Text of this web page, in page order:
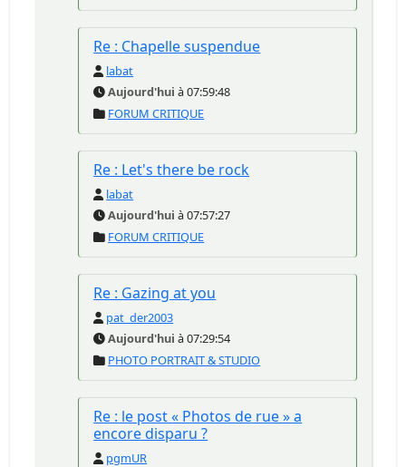
Re : Chapelle suspendue
labat
Aujourd'hui à 07:59:48
FORUM CRITIQUE
Re : Let's there be rock
labat
Aujourd'hui à 07:57:27
FORUM CRITIQUE
Re : Gazing at you
pat_der2003
Aujourd'hui à 07:29:54
PHOTO PORTRAIT & STUDIO
Re : le post « Photos de rue » a
encore disparu ?
pgmUR